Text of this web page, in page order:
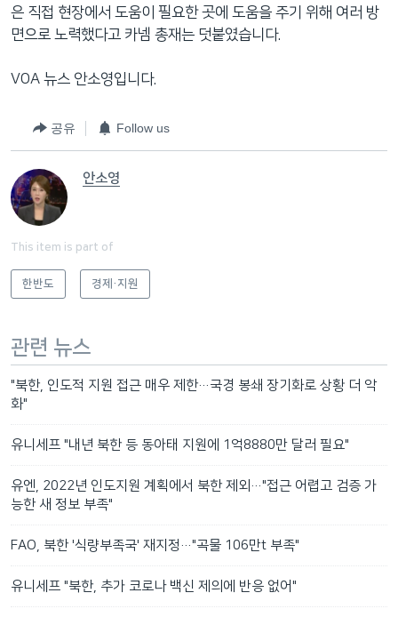
은 직접 현장에서 도움이 필요한 곳에 도움을 주기 위해 여러 방
면으로 노력했다고 카넴 총재는 덧붙였습니다.
VOA 뉴스 안소영입니다.
공유 Follow us
안소영
This item is part of
한반도 경제·지원
관련 뉴스
"북한, 인도적 지원 접근 매우 제한…국경 봉쇄 장기화로 상황 더 악
화"
유니세프 "내년 북한 등 동아태 지원에 1억8880만 달러 필요"
유엔, 2022년 인도지원 계획에서 북한 제외…"접근 어렵고 검증 가
능한 새 정보 부족"
FAO, 북한 '식량부족국' 재지정…"곡물 106만t 부족"
유니세프 "북한, 추가 코로나 백신 제의에 반응 없어"